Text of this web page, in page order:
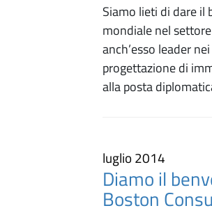
Siamo lieti di dare
mondiale nel
anch’esso leader
progettazione di
alla posta
luglio 2014
Diamo il
Boston